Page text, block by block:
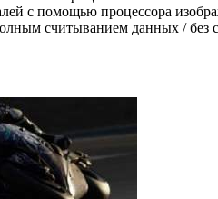
с помощью процессора
считыванием данных / без